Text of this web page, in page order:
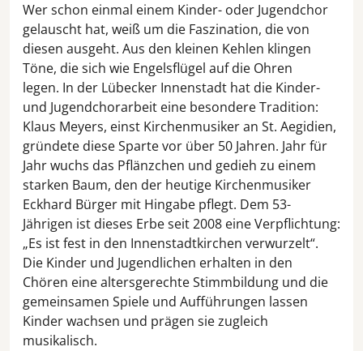
Wer schon einmal einem Kinder- oder Jugendchor
gelauscht hat, weiß um die Faszination, die von
diesen ausgeht. Aus den kleinen Kehlen klingen
Töne, die sich wie Engelsflügel auf die Ohren
legen. In der Lübecker Innenstadt hat die Kinder-
und Jugendchorarbeit eine besondere Tradition:
Klaus Meyers, einst Kirchenmusiker an St. Aegidien,
gründete diese Sparte vor über 50 Jahren. Jahr für
Jahr wuchs das Pflänzchen und gedieh zu einem
starken Baum, den der heutige Kirchenmusiker
Eckhard Bürger mit Hingabe pflegt. Dem 53-
Jährigen ist dieses Erbe seit 2008 eine Verpflichtung:
„Es ist fest in den Innenstadtkirchen verwurzelt“.
Die Kinder und Jugendlichen erhalten in den
Chören eine altersgerechte Stimmbildung und die
gemeinsamen Spiele und Aufführungen lassen
Kinder wachsen und prägen sie zugleich
musikalisch.